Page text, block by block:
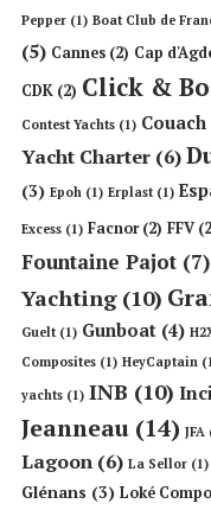
Pepper (1) Boat Club de
(5) Cannes (2) Cap
CDK (2) Click &
Contest Yachts (1) Couach
Yacht Charter (6)
(3) Epoh (1) Erplast(1)
Excess (1) Facnor(2) FFV
Fountaine Pajot (7)
Yachting(10)
Guelt(1) Gunboat (4)
Composites (1) HeyCaptain
yachts (1) INB (10)
Jeanneau (14) JFA
Lagoon (6) La Sellor (1)
Glénans (3) Loké